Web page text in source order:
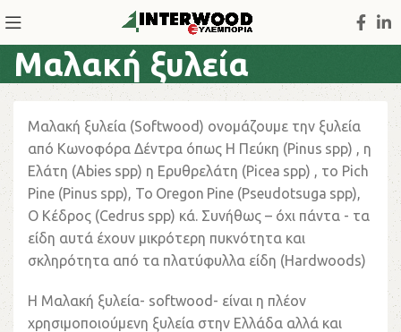
Μαλακή ξυλεία
Μαλακή ξυλεία (Softwood) ονομάζουμε την ξυλεία
από Κωνοφόρα Δέντρα όπως Η Πεύκη (Pinus spp) , η
Ελάτη (Abies spp) η Ερυθρελάτη (Picea spp) , το Pich
Pine (Pinus spp), To Oregon Pine (Pseudotsuga spp),
O Κέδρος (Cedrus spp) κά. Συνήθως – όχι πάντα - τα
είδη αυτά έχουν μικρότερη πυκνότητα και
σκληρότητα από τα πλατύφυλλα είδη (Hardwoods)
Η Mαλακή ξυλεία- softwood - είναι η πλέον
χρησιμοποιούμενη ξυλεία στην Ελλάδα αλλά και